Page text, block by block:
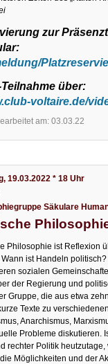
zur
über:
voltaire.de/
am: 03.03.22
19.03.2022 * 18 Uhr
Säkulare
Philosophie ist Reflexion
Wann ist Handeln
sozialen
der Regierung und
Gruppe, die aus etwa
Texte zu
Anarchismus,
Probleme diskutieren.
rechter Politik
Möglichkeiten und der